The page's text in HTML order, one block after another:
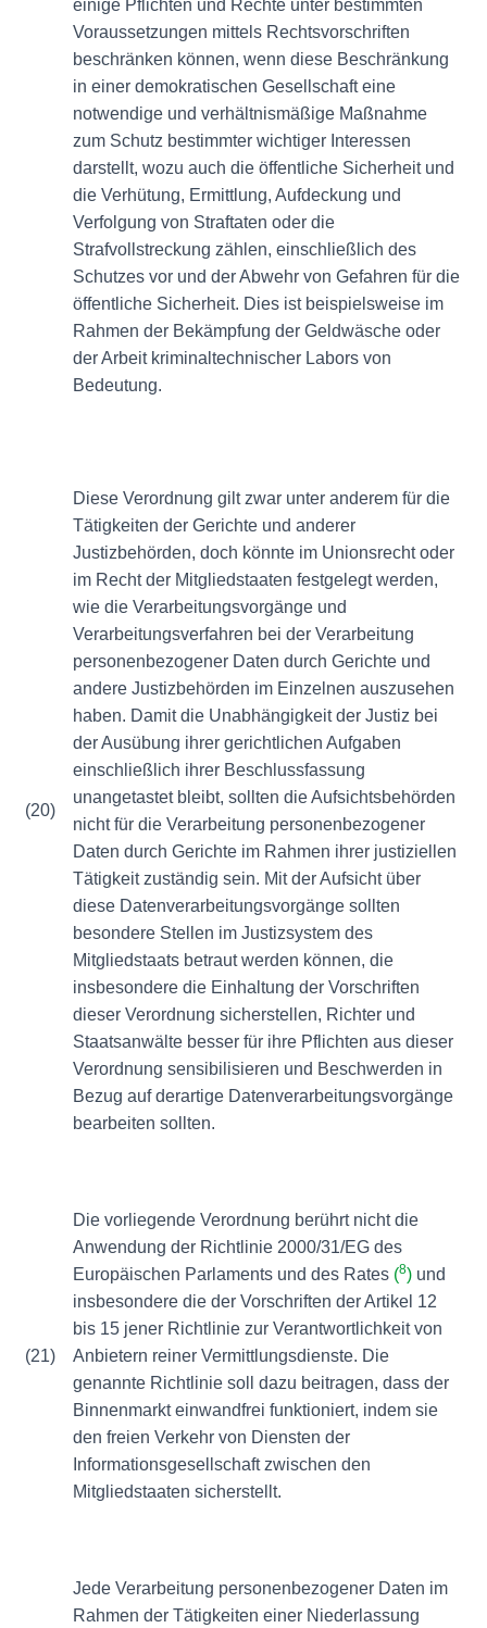
einige Pflichten und Rechte unter bestimmten
Voraussetzungen mittels Rechtsvorschriften
beschränken können, wenn diese Beschränkung
in einer demokratischen Gesellschaft eine
notwendige und verhältnismäßige Maßnahme
zum Schutz bestimmter wichtiger Interessen
darstellt, wozu auch die öffentliche Sicherheit und
die Verhütung, Ermittlung, Aufdeckung und
Verfolgung von Straftaten oder die
Strafvollstreckung zählen, einschließlich des
Schutzes vor und der Abwehr von Gefahren für die
öffentliche Sicherheit. Dies ist beispielsweise im
Rahmen der Bekämpfung der Geldwäsche oder
der Arbeit kriminaltechnischer Labors von
Bedeutung.
(20)
Diese Verordnung gilt zwar unter anderem für die
Tätigkeiten der Gerichte und anderer
Justizbehörden, doch könnte im Unionsrecht oder
im Recht der Mitgliedstaaten festgelegt werden,
wie die Verarbeitungsvorgänge und
Verarbeitungsverfahren bei der Verarbeitung
personenbezogener Daten durch Gerichte und
andere Justizbehörden im Einzelnen auszusehen
haben. Damit die Unabhängigkeit der Justiz bei
der Ausübung ihrer gerichtlichen Aufgaben
einschließlich ihrer Beschlussfassung
unangetastet bleibt, sollten die Aufsichtsbehörden
nicht für die Verarbeitung personenbezogener
Daten durch Gerichte im Rahmen ihrer justiziellen
Tätigkeit zuständig sein. Mit der Aufsicht über
diese Datenverarbeitungsvorgänge sollten
besondere Stellen im Justizsystem des
Mitgliedstaats betraut werden können, die
insbesondere die Einhaltung der Vorschriften
dieser Verordnung sicherstellen, Richter und
Staatsanwälte besser für ihre Pflichten aus dieser
Verordnung sensibilisieren und Beschwerden in
Bezug auf derartige Datenverarbeitungsvorgänge
bearbeiten sollten.
(21)
Die vorliegende Verordnung berührt nicht die
Anwendung der Richtlinie 2000/31/EG des
Europäischen Parlaments und des Rates (8) und
insbesondere die der Vorschriften der Artikel 12
bis 15 jener Richtlinie zur Verantwortlichkeit von
Anbietern reiner Vermittlungsdienste. Die
genannte Richtlinie soll dazu beitragen, dass der
Binnenmarkt einwandfrei funktioniert, indem sie
den freien Verkehr von Diensten der
Informationsgesellschaft zwischen den
Mitgliedstaaten sicherstellt.
Jede Verarbeitung personenbezogener Daten im
Rahmen der Tätigkeiten einer Niederlassung